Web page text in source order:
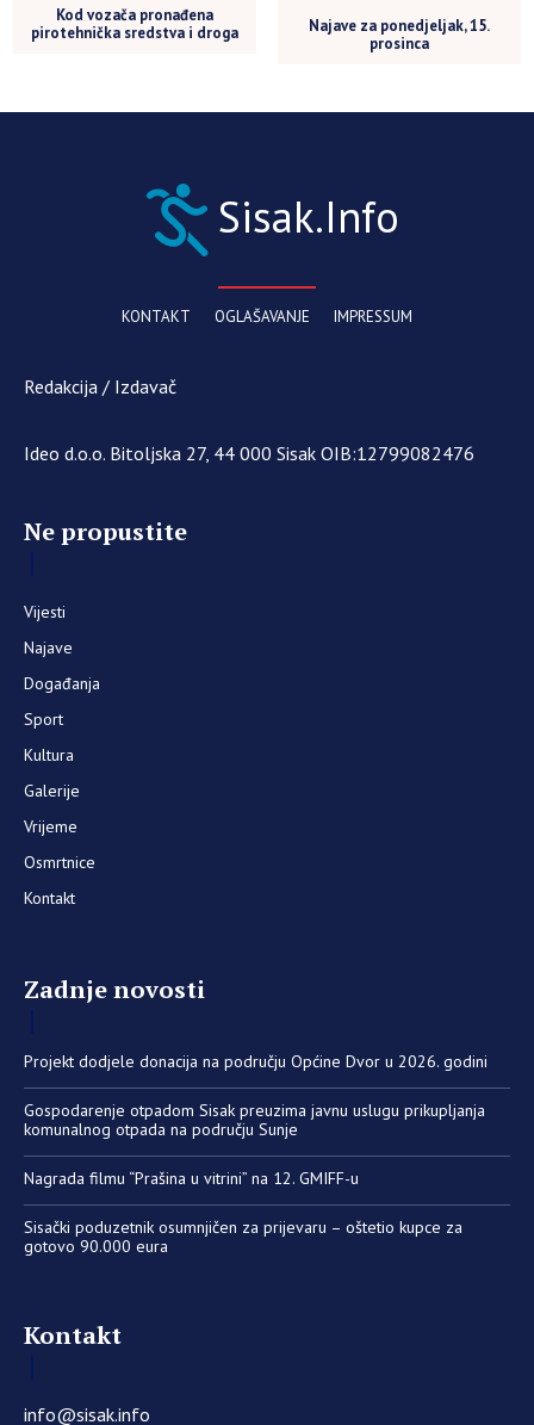
Kod vozača pronađena
pirotehnička sredstva i droga
Najave za ponedjeljak, 15.
prosinca
Sisak.Info
KONTAKT OGLAŠAVANJE IMPRESSUM
Redakcija / Izdavač
Ideo d.o.o. Bitoljska 27, 44 000 Sisak OIB:12799082476
Ne propustite
Vijesti
Najave
Događanja
Sport
Kultura
Galerije
Vrijeme
Osmrtnice
Kontakt
Zadnje novosti
Projekt dodjele donacija na području Općine Dvor u 2026. godini
Gospodarenje otpadom Sisak preuzima javnu uslugu prikupljanja
komunalnog otpada na području Sunje
Nagrada filmu “Prašina u vitrini” na 12. GMIFF-u
Sisački poduzetnik osumnjičen za prijevaru – oštetio kupce za
gotovo 90.000 eura
Kontakt
info@sisak.info